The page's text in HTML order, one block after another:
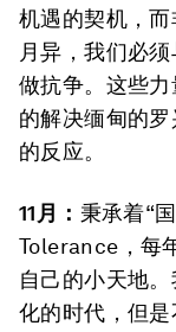
机遇的契机，
月异，我们必
做抗争。这些
的解决缅甸的
的反应。
11月： 秉承着“
Tolerance，每
自己的小天地
化的时代，但